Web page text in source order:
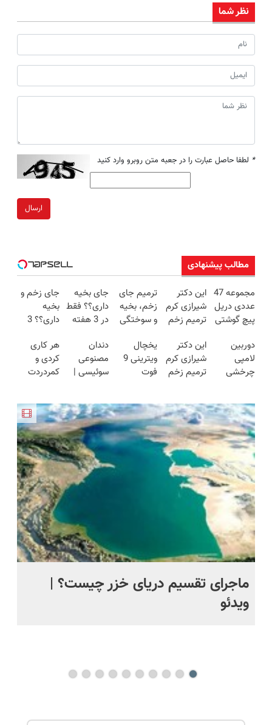
نظر شما
* لطفا حاصل عبارت را در جعبه متن روبرو وارد کنید
ارسال
مطالب پیشنهادی
مجموعه 47
عددی دریل
پیچ گوشتی
(تخفیف به
مدت
محدود)
این دکتر
شیرازی کرم
ترمیم زخم
ساخت!!!
ترمیم جای
زخم، بخیه
و سوختگی
هفته!!😍
جای بخیه
داری؟؟ فقط
در 3 هفته
کن!😍
جای زخم و
بخیه
داری؟؟ 3
محوش کن!
دوربین
لامپی
چرخشی
حراج شد🔥
پرداخت
درب منزل
این دکتر
شیرازی کرم
ترمیم زخم
یخچال
ویترینی 9
فوت
دندان
مصنوعی
سوئیسی |
طبیعی!
ویزیت
رایگان+پرداخت
اقساطی😍
هر کاری
کردی و
کمردردت
پرسشنامه و
دریافت راه
حل
ماجرای تقسیم دریای خزر چیست؟ |
ویدئو